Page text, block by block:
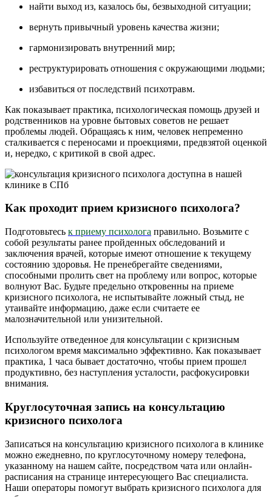
найти выход из, казалось бы, безвыходной ситуации;
вернуть привычный уровень качества жизни;
гармонизировать внутренний мир;
реструктурировать отношения с окружающими людьми;
избавиться от последствий психотравм.
Как показывает практика, психологическая помощь друзей и
родственников на уровне бытовых советов не решает
проблемы людей. Обращаясь к ним, человек непременно
сталкивается с переносами и проекциями, предвзятой оценкой
и, нередко, с критикой в свой адрес.
Как проходит прием кризисного психолога?
Подготовьтесь к приему психолога правильно. Возьмите с
собой результаты ранее пройденных обследований и
заключения врачей, которые имеют отношение к текущему
состоянию здоровья. Не пренебрегайте сведениями,
способными пролить свет на проблему или вопрос, которые
волнуют Вас. Будьте предельно откровенны на приеме
кризисного психолога, не испытывайте ложный стыд, не
утаивайте информацию, даже если считаете ее
малозначительной или унизительной.
Используйте отведенное для консультации с кризисным
психологом время максимально эффективно. Как показывает
практика, 1 часа бывает достаточно, чтобы прием прошел
продуктивно, без наступления усталости, расфокусировки
внимания.
Круглосуточная запись на консультацию
кризисного психолога
Записаться на консультацию кризисного психолога в клинике
можно ежедневно, по круглосуточному номеру телефона,
указанному на нашем сайте, посредством чата или онлайн-
расписания на странице интересующего Вас специалиста.
Наши операторы помогут выбрать кризисного психолога для